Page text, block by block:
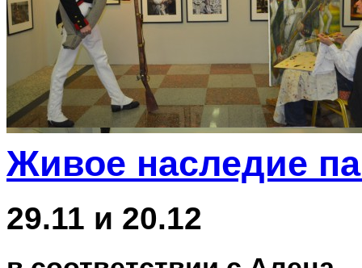
Живое наследие
29.11 и 20.12